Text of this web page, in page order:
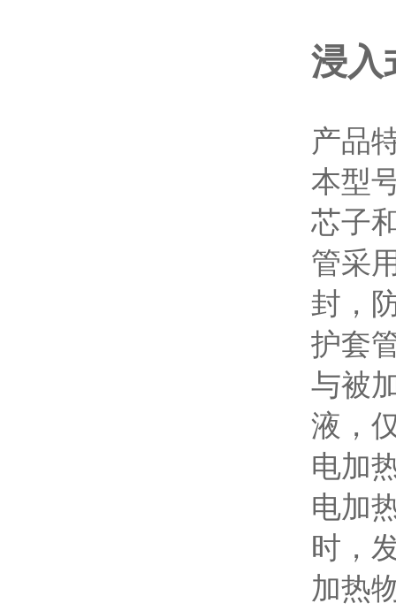
浸入
产品
本型
芯子
管采
封，
护套
与被
液，
电加
电加
时，
加热